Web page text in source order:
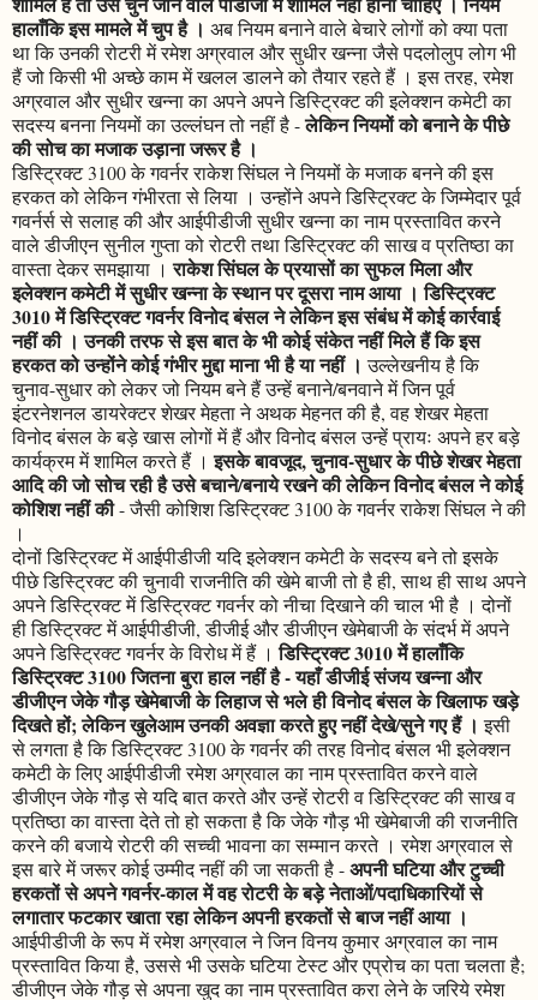
हालाँकि इस मामले में चुप है । अब नियम बनाने वाले बेचारे लोगों को क्या पता
था कि उनकी रोटरी में रमेश अग्रवाल और सुधीर खन्ना जैसे पदलोलुप लोग भी
हैं जो किसी भी अच्छे काम में खलल डालने को तैयार रहते हैं । इस तरह, रमेश
अग्रवाल और सुधीर खन्ना का अपने अपने डिस्ट्रिक्ट की इलेक्शन कमेटी का
सदस्य बनना नियमों का उल्लंघन तो नहीं है -लेकिन नियमों को बनाने के पीछे
की सोच का मजाक उड़ाना जरूर है ।
डिस्ट्रिक्ट 3100 के गवर्नर राकेश सिंघल ने नियमों के मजाक बनने की इस
हरकत को लेकिन गंभीरता से लिया । उन्होंने अपने डिस्ट्रिक्ट के जिम्मेदार पूर्व
गवर्नर्स से सलाह की और आईपीडीजी सुधीर खन्ना का नाम प्रस्तावित करने
वाले डीजीएन सुनील गुप्ता को रोटरी तथा डिस्ट्रिक्ट की साख व प्रतिष्ठा का
वास्ता देकर समझाया ।राकेश सिंघल के प्रयासों का सुफल मिला और
इलेक्शन कमेटी में सुधीर खन्ना के स्थान पर दूसरा नाम आया । डिस्ट्रिक्ट
3010 में डिस्ट्रिक्ट गवर्नर विनोद बंसल ने लेकिन इस संबंध में कोई कार्रवाई
नहीं की । उनकी तरफ से इस बात के भी कोई संकेत नहीं मिले हैं कि इस
हरकत को उन्होंने कोई गंभीर मुद्दा माना भी है या नहीं । उल्लेखनीय है कि
चुनाव-सुधार को लेकर जो नियम बने हैं उन्हें बनाने/बनवाने में जिन पूर्व
इंटरनेशनल डायरेक्टर शेखर मेहता ने अथक मेहनत की है, वह शेखर मेहता
विनोद बंसल के बड़े खास लोगों में हैं और विनोद बंसल उन्हें प्रायः अपने हर बड़े
कार्यक्रम में शामिल करते हैं ।इसके बावजूद, चुनाव-सुधार के पीछे शेखर मेहता
आदि की जो सोच रही है उसे बचाने/बनाये रखने की लेकिन विनोद बंसल ने कोई
कोशिश नहीं की- जैसी कोशिश डिस्ट्रिक्ट 3100 के गवर्नर राकेश सिंघल ने की
।
दोनों डिस्ट्रिक्ट में आईपीडीजी यदि इलेक्शन कमेटी के सदस्य बने तो इसके
पीछे डिस्ट्रिक्ट की चुनावी राजनीति की खेमे बाजी तो है ही, साथ ही साथ अपने
अपने डिस्ट्रिक्ट में डिस्ट्रिक्ट गवर्नर को नीचा दिखाने की चाल भी है । दोनों
ही डिस्ट्रिक्ट में आईपीडीजी, डीजीई और डीजीएन खेमेबाजी के संदर्भ में अपने
अपने डिस्ट्रिक्ट गवर्नर के विरोध में हैं ।डिस्ट्रिक्ट 3010 में हालाँकि
डिस्ट्रिक्ट 3100 जितना बुरा हाल नहीं है - यहाँ डीजीई संजय खन्ना और
डीजीएन जेके गौड़ खेमेबाजी के लिहाज से भले ही विनोद बंसल के खिलाफ खड़े
दिखते हों; लेकिन खुलेआम उनकी अवज्ञा करते हुए नहीं देखे/सुने गए हैं । इसी
से लगता है कि डिस्ट्रिक्ट 3100 के गवर्नर की तरह विनोद बंसल भी इलेक्शन
कमेटी के लिए आईपीडीजी रमेश अग्रवाल का नाम प्रस्तावित करने वाले
डीजीएन जेके गौड़ से यदि बात करते और उन्हें रोटरी व डिस्ट्रिक्ट की साख व
प्रतिष्ठा का वास्ता देते तो हो सकता है कि जेके गौड़ भी खेमेबाजी की राजनीति
करने की बजाये रोटरी की सच्ची भावना का सम्मान करते । रमेश अग्रवाल से
इस बारे में जरूर कोई उम्मीद नहीं की जा सकती है -अपनी घटिया और टुच्ची
हरकतों से अपने गवर्नर-काल में वह रोटरी के बड़े नेताओं/पदाधिकारियों से
लगातार फटकार खाता रहा लेकिन अपनी हरकतों से बाज नहीं आया ।
आईपीडीजी के रूप में रमेश अग्रवाल ने जिन विनय कुमार अग्रवाल का नाम
प्रस्तावित किया है, उससे भी उसके घटिया टेस्ट और एप्रोच का पता चलता है;
डीजीएन जेके गौड़ से अपना खुद का नाम प्रस्तावित करा लेने के जरिये रमेश